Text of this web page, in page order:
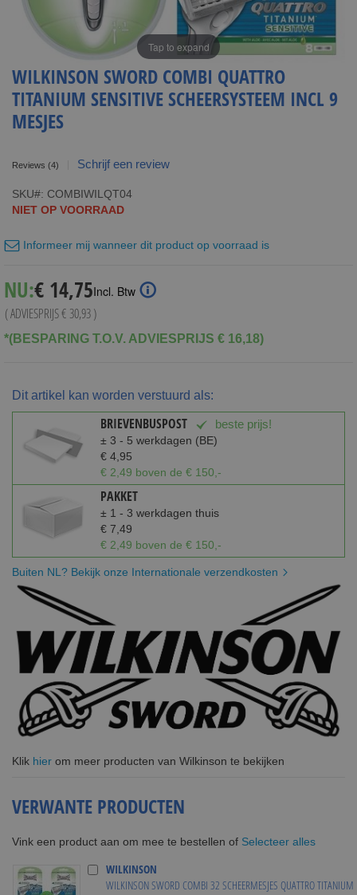
Tap to expand
WILKINSON SWORD COMBI QUATTRO
TITANIUM SENSITIVE SCHEERSYSTEEM INCL 9
MESJES
Reviews (4) Schrijf een review
SKU
COMBIWILQT04
NIET OP VOORRAAD
Informeer mij wanneer dit product op voorraad is
NU: Special
Price
€ 14,75Incl. Btw
( ADVIESPRIJS€ 30,93)
*(BESPARING T.O.V. ADVIESPRIJS € 16,18)
Dit artikel kan worden verstuurd als:
BRIEVENBUSPOST beste prijs!
± 3 - 5 werkdagen (BE)
€ 4,95
€ 2,49 boven de € 150,-
PAKKET
± 1 - 3 werkdagen thuis
€ 7,49
€ 2,49 boven de € 150,-
Buiten NL? Bekijk onze Internationale verzendkosten
Klik hier om meer producten van Wilkinson te bekijken
VERWANTE PRODUCTEN
Vink een product aan om mee te bestellen of Selecteer alles
WILKINSON
WILKINSON SWORD COMBI 32 SCHEERMESJES QUATTRO TITANIUM